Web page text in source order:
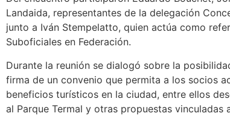
Landaida, representantes de la delegación
junto a Iván Stempelatto, quien actúa como
Suboficiales en Federación.
Durante la reunión se dialogó sobre la
firma de un convenio que permita a los socios
beneficios turísticos en la ciudad, entre ellos
al Parque Termal y otras propuestas vinculadas